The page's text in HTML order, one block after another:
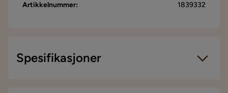
Artikkelnummer: 1839332
Spesifikasjoner